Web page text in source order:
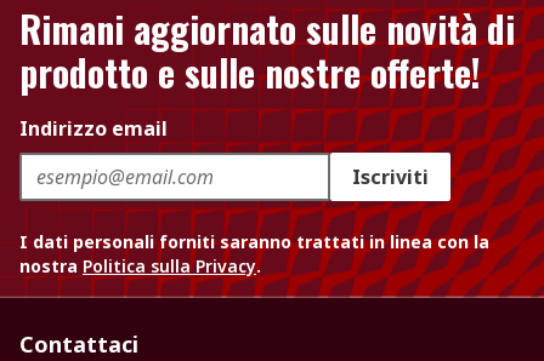
Rimani aggiornato sulle novità di
prodotto e sulle nostre offerte!
Indirizzo email
Iscriviti
I dati personali forniti saranno trattati in linea con la
nostra Politica sulla Privacy.
Contattaci